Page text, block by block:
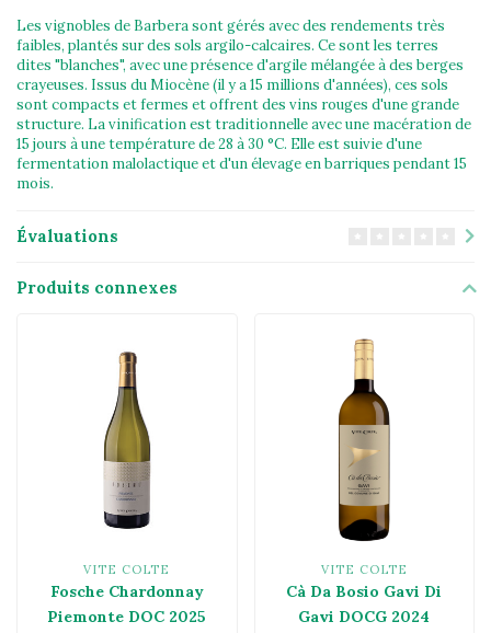
Les vignobles de Barbera sont gérés avec des rendements très
faibles, plantés sur des sols argilo-calcaires. Ce sont les terres
dites "blanches", avec une présence d'argile mélangée à des berges
crayeuses. Issus du Miocène (il y a 15 millions d'années), ces sols
sont compacts et fermes et offrent des vins rouges d'une grande
structure. La vinification est traditionnelle avec une macération de
15 jours à une température de 28 à 30 °C. Elle est suivie d'une
fermentation malolactique et d'un élevage en barriques pendant 15
mois.
Évaluations
Produits connexes
VITE COLTE
Fosche Chardonnay
Piemonte DOC 2025
VITE COLTE
Cà Da Bosio Gavi Di
Gavi DOCG 2024